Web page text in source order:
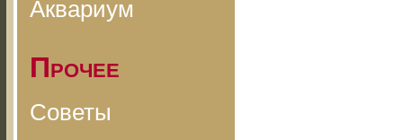
Аквариум
Прочее
Советы